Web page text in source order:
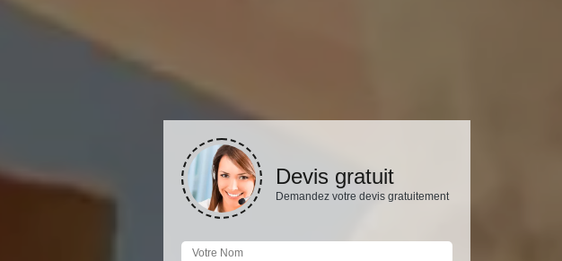
Devis gratuit
Demandez votre devis gratuitement